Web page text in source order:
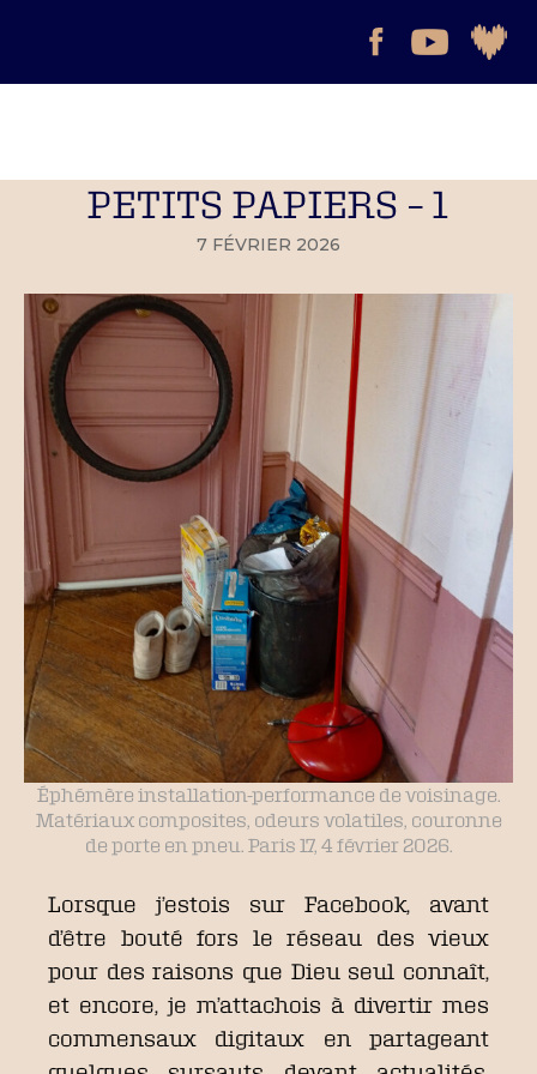
PETITS PAPIERS – 1
7 FÉVRIER 2026
Éphémère installation-performance de voisinage.
Matériaux composites, odeurs volatiles, couronne
de porte en pneu. Paris 17, 4 février 2026.
Lorsque j’estois sur Facebook, avant
d’être bouté fors le réseau des vieux
pour des raisons que Dieu seul connaît,
et encore, je m’attachois à divertir mes
commensaux digitaux en partageant